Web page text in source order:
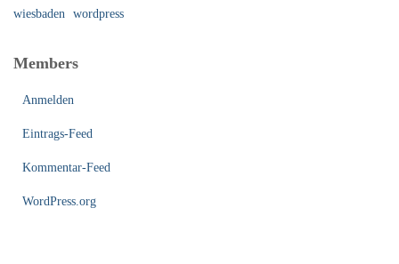
wiesbaden wordpress
Members
Anmelden
Eintrags-Feed
Kommentar-Feed
WordPress.org